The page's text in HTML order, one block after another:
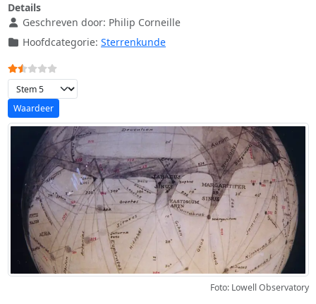
Details
Geschreven door: Philip Corneille
Hoofdcategorie: Sterrenkunde
Gebruikerswaardering:
Voeg waardering toe
Foto: Lowell Observatory